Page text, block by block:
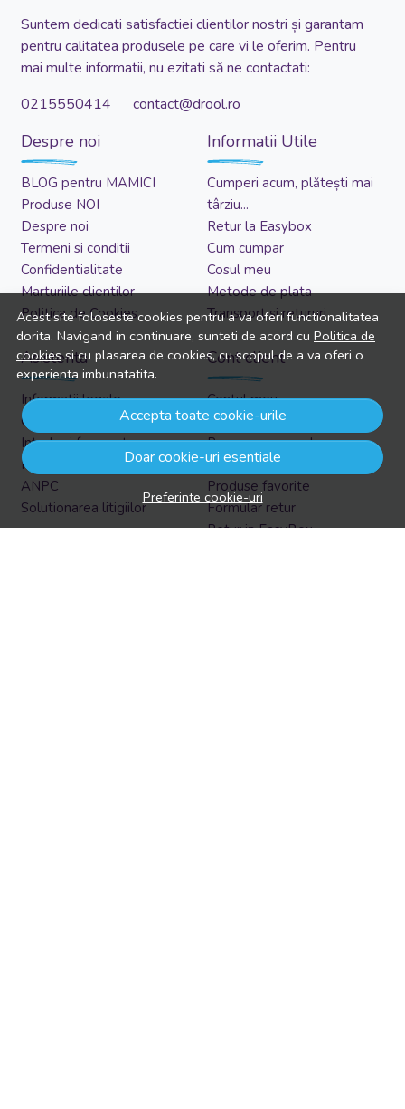
Acest site foloseste cookies pentru a va oferi functionalitatea
dorita. Navigand in continuare, sunteti de acord cu Politica de
cookiessi cu plasarea de cookies, cu scopul de a va oferi o
experienta imbunatatita.
Accepta toate cookie-urile
Doar cookie-uri esentiale
Preferinte cookie-uri
Suntem dedicati satisfactiei clientilor nostri și garantam
pentru calitatea produsele pe care vi le oferim. Pentru
mai multe informatii, nu ezitati să ne contactati:
0215550414 contact@drool.ro
Despre noi
BLOG pentru MAMICI
Produse NOI
Despre noi
Termeni si conditii
Confidentialitate
Marturiile clientilor
Politica de Cookies
Informatii Utile
Cumperi acum, plătești mai
târziu...
Retur la Easybox
Cum cumpar
Cosul meu
Metode de plata
Transport si retururi
Asistenta
Informatii legale
Contacteaza-ne
Intrebari frecvente
Harta site
ANPC
Solutionarea litigiilor
Cont client
Contul meu
Inregistrare
Recuperare parola
Istoric comenzi
Produse favorite
Formular retur
Retur in EasyBox